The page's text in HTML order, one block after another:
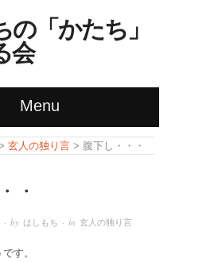
の「かたち」
会
Menu
玄人の独り言 > 腹下し・・・
・
· by はしもち · in 玄人の独り言
す。